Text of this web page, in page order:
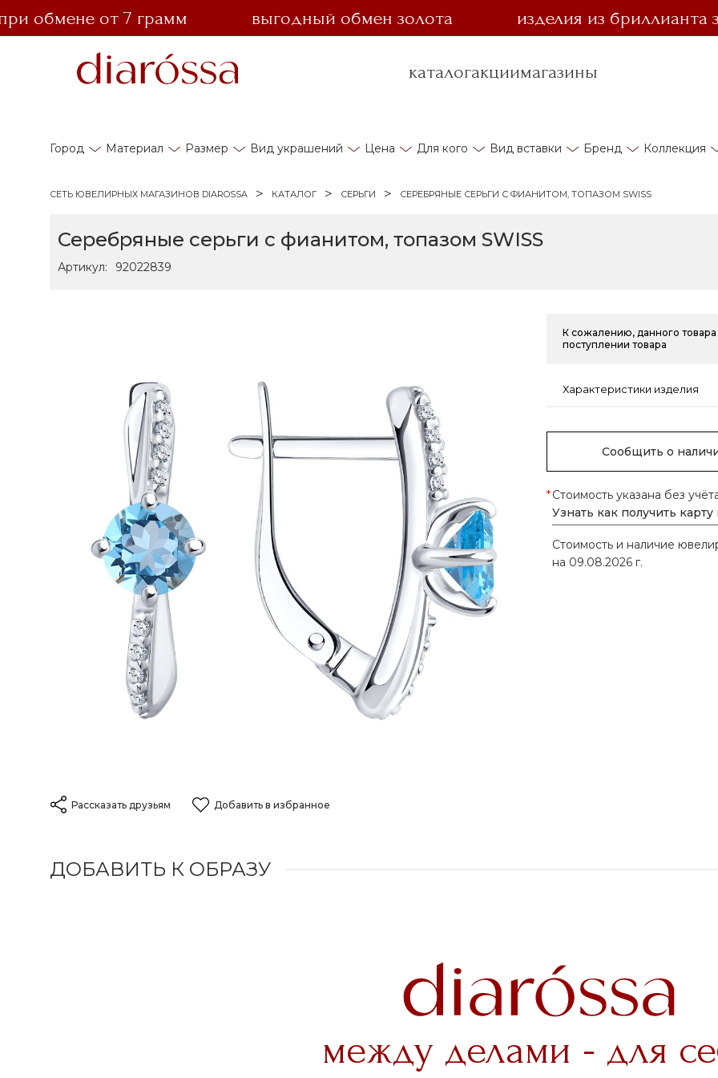
от 7 грамм выгодный обмен золота изделия из бриллианта за
каталогакциимагазины
Город Материал Размер Вид украшений Цена Для кого Вид вставки Бренд Коллекция
СЕТЬ ЮВЕЛИРНЫХ МАГАЗИНОВ DIAROSSA КАТАЛОГ СЕРЬГИ СЕРЕБРЯНЫЕ СЕРЬГИ С ФИАНИТОМ, ТОПАЗОМ SWISS
Серебряные серьги с фианитом, топазом SWISS
Артикул: 92022839
Рассказать друзьям Добавить в избранное
К сожалению, данного
поступлении товара
Характеристики изделия
Сообщить о
*Стоимость указана без
Узнать как получить
Стоимость и наличие
на 09.08.2026 г.
ДОБАВИТЬ К ОБРАЗУ
между делами - для